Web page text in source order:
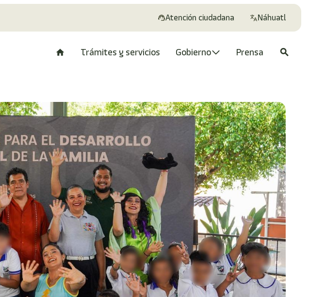
Atención ciudadana Náhuatl
Trámites y servicios Gobierno Prensa search